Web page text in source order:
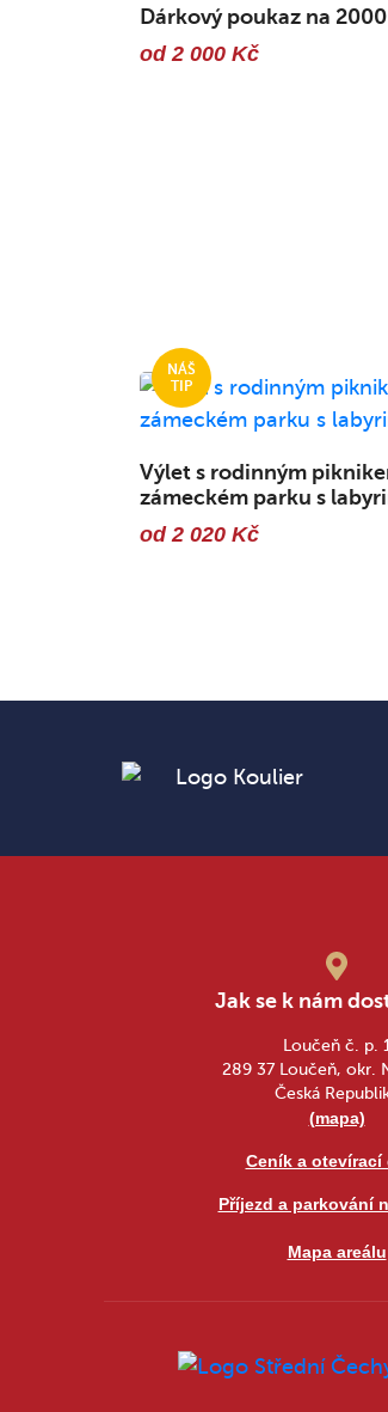
Dárkový poukaz na
od 2 000 Kč
Výlet s rodinným
zámeckém parku s
od 2 020 Kč
Jak se k nám
Loučeň č. p. 1
289 37 Loučeň, okr.
Česká
(mapa)
Ceník a otevírací
Příjezd a parkování
Mapa areálu